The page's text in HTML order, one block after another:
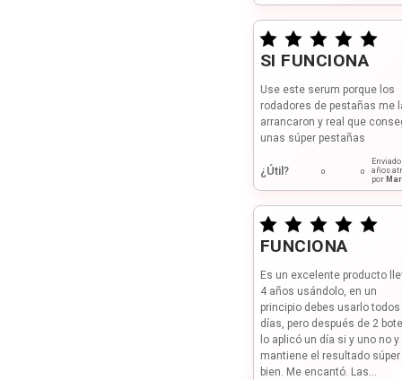
SI FUNCIONA
Use este serum porque los
rodadores de pestañas me
arrancaron y real que
unas súper pestañas
¿Útil? 0 0
Enviado
años
por
FUNCIONA
Es un excelente producto
4 años usándolo, en un
principio debes usarlo
días, pero después de 2
lo aplicó un día si y uno no y
mantiene el resultado súper
bien. Me encantó. Las...